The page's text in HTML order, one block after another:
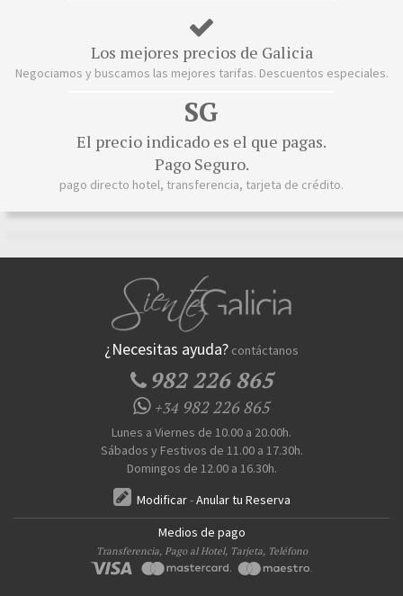
Los mejores precios de Galicia
Negociamos y buscamos las mejores tarifas. Descuentos especiales.
SG
El precio indicado es el que pagas.
Pago Seguro.
pago directo hotel, transferencia, tarjeta de crédito.
¿Necesitas ayuda? contáctanos
982 226 865
+34982 226 865
Lunes a Viernes de 10.00 a 20.00h.
Sábados y Festivos de 11.00 a 17.30h.
Domingos de 12.00 a 16.30h.
Modificar-Anular tu Reserva
Medios de pago
Transferencia, Pago al Hotel, Tarjeta, Teléfono